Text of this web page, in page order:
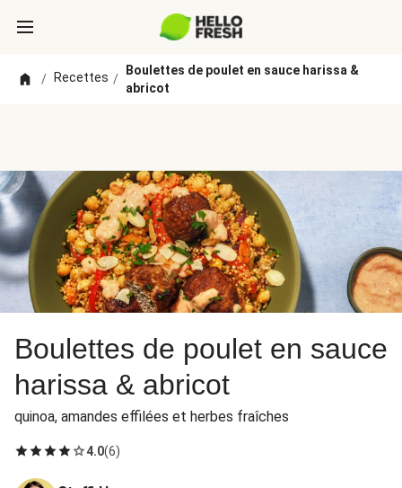
/ Recettes /
Boulettes de poulet en sauce harissa &
abricot
Boulettes de poulet en sauce
harissa & abricot
quinoa, amandes effilées et herbes fraîches
4.0(6)